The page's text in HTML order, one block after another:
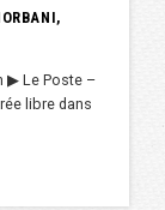
▶︎ Le Poste –
libre dans